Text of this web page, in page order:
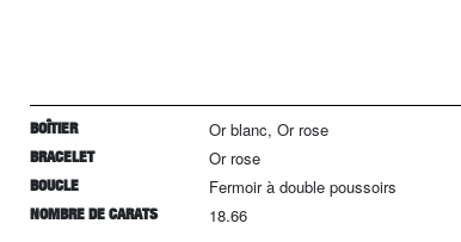
BOÎTIER Or blanc, Or rose
BRACELET Or rose
BOUCLE Fermoir à double poussoirs
NOMBRE DE CARATS 18.66